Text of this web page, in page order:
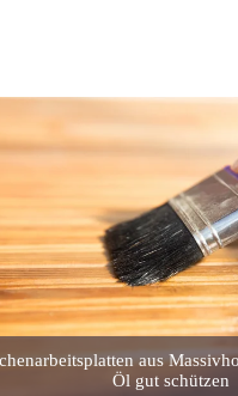
aus
Öl gut schützen